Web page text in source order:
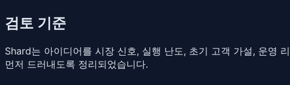
검토 기준
Shard는 아이디어를 시장 신호, 실행 난도, 초기 고객 가설, 운영
먼저 드러내도록 정리되었습니다.